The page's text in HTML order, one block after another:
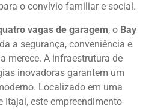
o convívio familiar e social.
vagas de garagem, o Bay
a segurança, conveniência e
merece. A infraestrutura de
inovadoras garantem um
Localizado em uma
Itajaí, este empreendimento